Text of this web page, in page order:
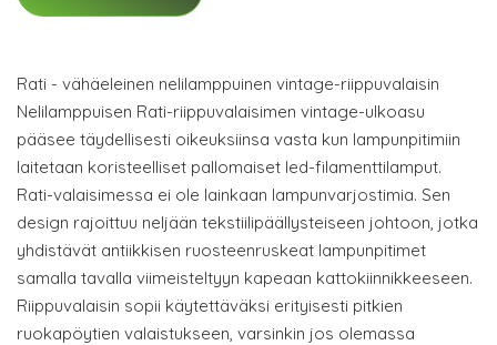
Rati - vähäeleinen nelilamppuinen vintage-riippuvalaisin
Nelilamppuisen Rati-riippuvalaisimen vintage-ulkoasu
pääsee täydellisesti oikeuksiinsa vasta kun lampunpitimiin
laitetaan koristeelliset pallomaiset led-filamenttilamput.
Rati-valaisimessa ei ole lainkaan lampunvarjostimia. Sen
design rajoittuu neljään tekstiilipäällysteiseen johtoon, jotka
yhdistävät antiikkisen ruosteenruskeat lampunpitimet
samalla tavalla viimeisteltyyn kapeaan kattokiinnikkeeseen.
Riippuvalaisin sopii käytettäväksi erityisesti pitkien
ruokapöytien valaistukseen, varsinkin jos olemassa